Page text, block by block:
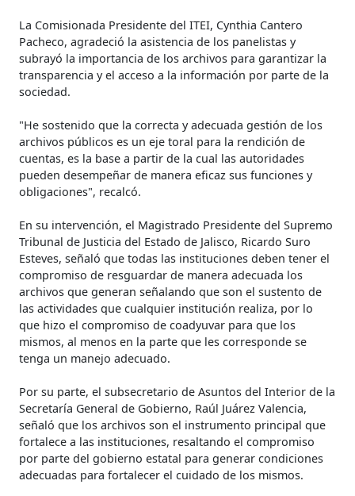
La Comisionada Presidente del ITEI, Cynthia Cantero
Pacheco, agradeció la asistencia de los panelistas y
subrayó la importancia de los archivos para garantizar la
transparencia y el acceso a la información por parte de la
sociedad.
"He sostenido que la correcta y adecuada gestión de los
archivos públicos es un eje toral para la rendición de
cuentas, es la base a partir de la cual las autoridades
pueden desempeñar de manera eficaz sus funciones y
obligaciones", recalcó.
En su intervención, el Magistrado Presidente del Supremo
Tribunal de Justicia del Estado de Jalisco, Ricardo Suro
Esteves, señaló que todas las instituciones deben tener el
compromiso de resguardar de manera adecuada los
archivos que generan señalando que son el sustento de
las actividades que cualquier institución realiza, por lo
que hizo el compromiso de coadyuvar para que los
mismos, al menos en la parte que les corresponde se
tenga un manejo adecuado.
Por su parte, el subsecretario de Asuntos del Interior de la
Secretaría General de Gobierno, Raúl Juárez Valencia,
señaló que los archivos son el instrumento principal que
fortalece a las instituciones, resaltando el compromiso
por parte del gobierno estatal para generar condiciones
adecuadas para fortalecer el cuidado de los mismos.